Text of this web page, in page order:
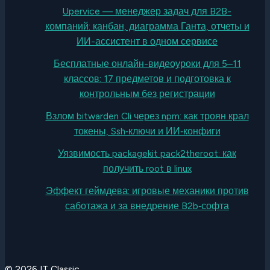
Upervice — менеджер задач для B2B-
компаний: канбан, диаграмма Ганта, отчеты и
ИИ-ассистент в одном сервисе
Бесплатные онлайн-видеоуроки для 5–11
классов: 17 предметов и подготовка к
контрольным без регистрации
Взлом bitwarden Cli через npm: как троян крал
токены, Ssh‑ключи и ИИ‑конфиги
Уязвимость packagekit pack2theroot: как
получить root в linux
Эффект геймдева: игровые механики против
саботажа и за внедрение B2b‑софта